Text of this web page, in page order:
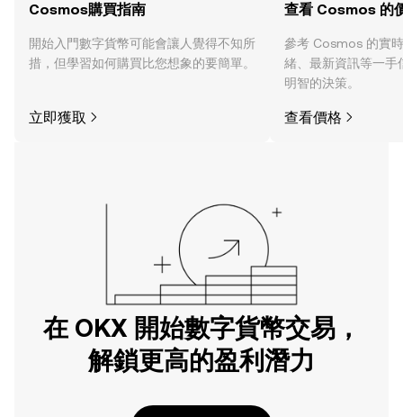
Cosmos購買指南
開始入門數字貨幣可能會讓人覺得不知所
措，但學習如何購買比您想象的要簡單。
立即獲取
查看 Cosmos 的
參考 Cosmos 的實
緒、最新資訊等一手
明智的決策。
查看價格
在 OKX 開始數字貨幣交易，
解鎖更高的盈利潛力